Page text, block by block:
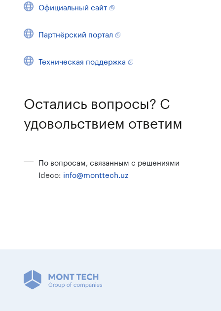
Официальный сайт
Партнёрский портал
Техническая поддержка
Остались вопросы? С
удовольствием ответим
По вопросам, связанным с решениями
Ideco: info@monttech.uz